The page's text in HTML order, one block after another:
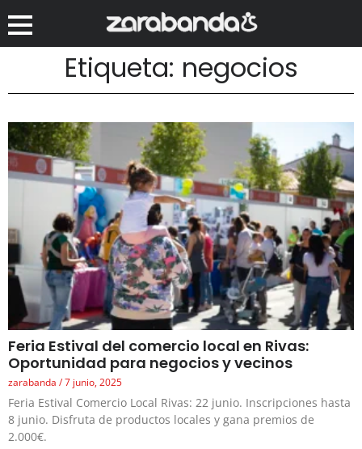
Etiqueta: negocios
Feria Estival del comercio local en Rivas:
Oportunidad para negocios y vecinos
zarabanda 7 junio, 2025
Feria Estival Comercio Local Rivas: 22 junio. Inscripciones hasta
8 junio. Disfruta de productos locales y gana premios de
2.000€.